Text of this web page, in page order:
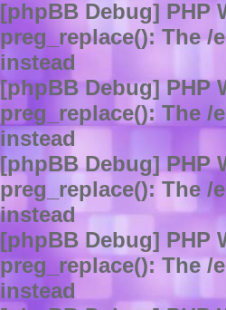
[phpBB Debug] PHP
preg_replace(): The
instead
[phpBB Debug] PHP
preg_replace(): The
instead
[phpBB Debug] PHP
preg_replace(): The
instead
[phpBB Debug] PHP
preg_replace(): The
instead